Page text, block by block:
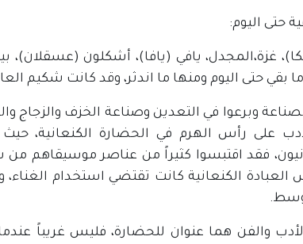
حتى اليوم:
غزة،المجدل، يافي (يافا)، أشكلون
بقي حتى اليوم ومنها ما اندثر، وقد كانت شكيم
وبرعوا في التعدين وصناعة الخزف والزجاج
على رأس الهرم في الحضارة
فقد اقتبسوا كثيراً من عناصر موسيقاهم
العبادة الكنعانية كانت تقتضي استخدام
والفن هما عنوان للحضارة، فليس غريباً عندما